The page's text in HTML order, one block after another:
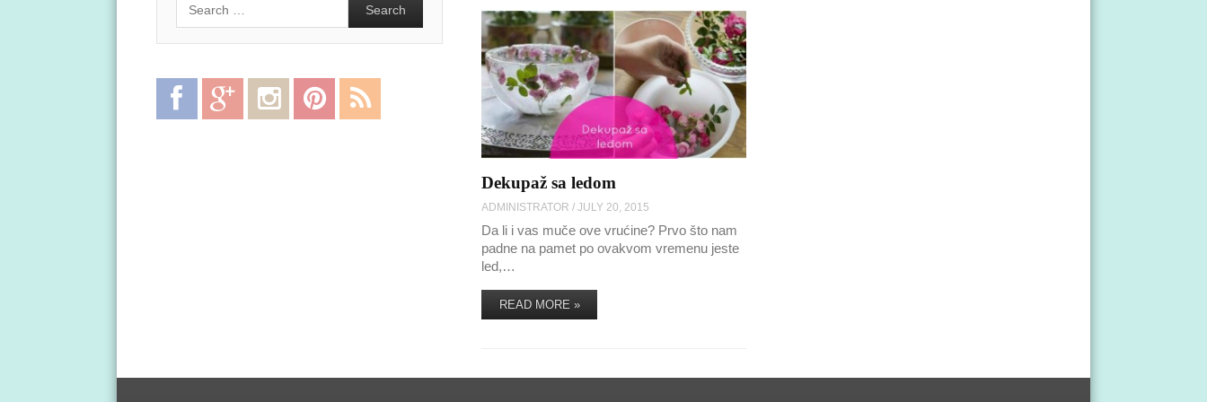
Dekupaž sa ledom
ADMINISTRATOR /JULY 20, 2015
Da li i vas muče ove vrućine? Prvo što nam
padne na pamet po ovakvom vremenu jeste
led,…
READ MORE »
Facebook
Google InstagramPinterest
Feed